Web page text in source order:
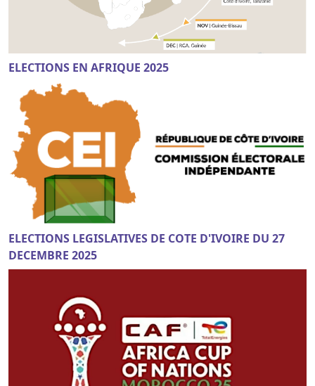
ELECTIONS EN AFRIQUE 2025
ELECTIONS LEGISLATIVES DE COTE D'IVOIRE DU 27
DECEMBRE 2025